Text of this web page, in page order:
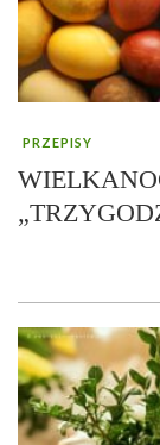
PRZEPISY